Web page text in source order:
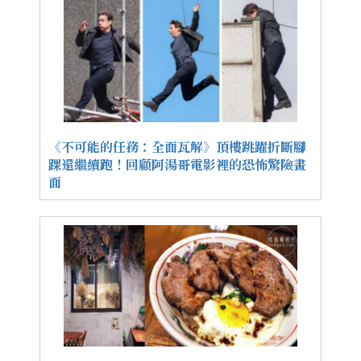
《不可能的任務：全面瓦解》頂樓跳躍折斷腳
踝還繼續跑！回顧阿湯哥電影裡的恐怖驚險畫
面